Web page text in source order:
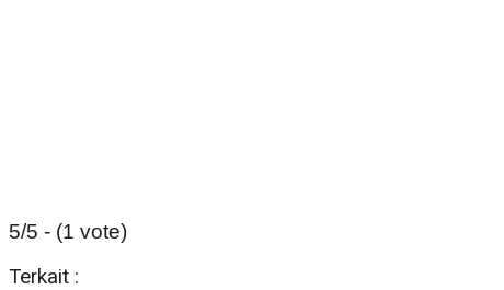
5/5 - (1 vote)
Terkait :